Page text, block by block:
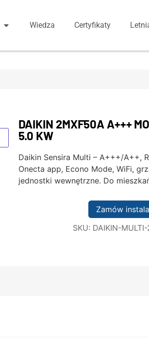
Wiedza Certyfikaty
DAIKIN 2MXF50A A+++
5.0 KW
Daikin Sensira Multi – A+++/A++,
Onecta app, Econo Mode, WiFi,
jednostki wewnętrzne. Do
Zamów
SKU: DAIKIN-